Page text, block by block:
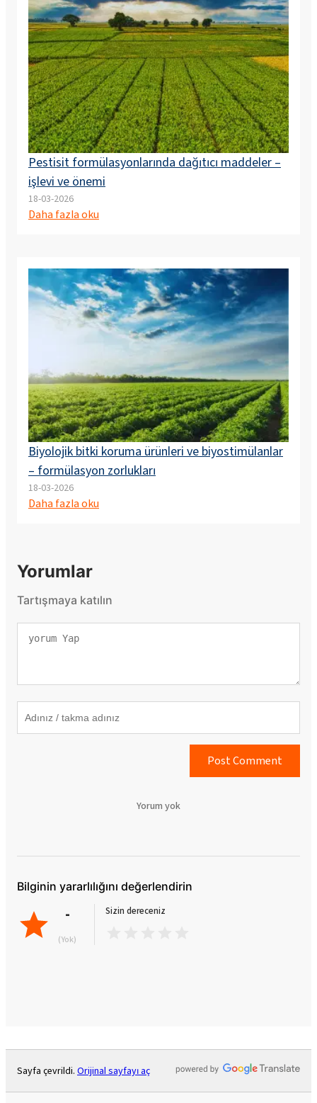
Pestisit formülasyonlarında dağıtıcı maddeler –
işlevi ve önemi
18-03-2026
Daha fazla oku
Biyolojik bitki koruma ürünleri ve biyostimülanlar
– formülasyon zorlukları
18-03-2026
Daha fazla oku
Yorumlar
Tartışmaya katılın
Post Comment
Yorum yok
Bilginin yararlılığını değerlendirin
-
(Yok)
Sizin dereceniz
Sayfa çevrildi. Orijinal sayfayı aç